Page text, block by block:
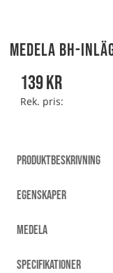
Medela BH-
139kr
Rek. pris:
PRODUKTBESKRIVNING
EGENSKAPER
MEDELA
SPECIFIKATIONER